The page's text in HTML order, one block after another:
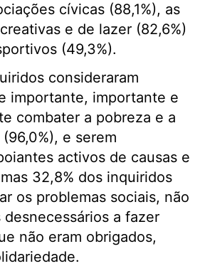
cívicas (88,1%), as
e de lazer (82,6%)
(49,3%).
consideraram
importante, importante e
combater a pobreza e a
e serem
activos de causas e
32,8% dos inquiridos
os problemas sociais, não
a fazer
não eram obrigados,